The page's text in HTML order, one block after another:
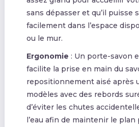
sans dépasser et qu’il puisse
facilement dans l’espace
ou le mur.
Ergonomie : Un porte-savon
facilite la prise en main du
repositionnement aisé après
modèles avec des rebords
d’éviter les chutes
l’eau afin de maintenir le plan